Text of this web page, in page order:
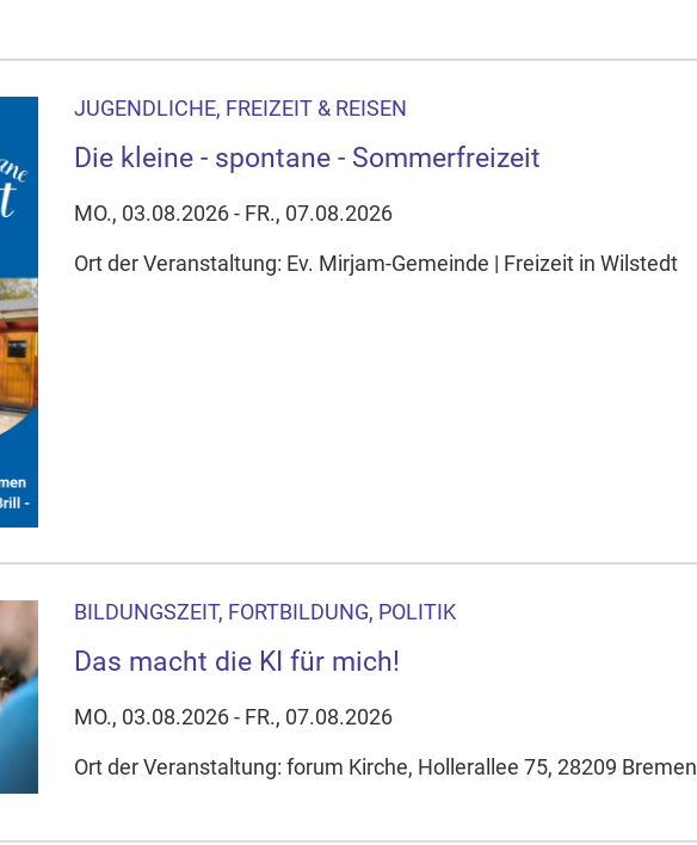
JUGENDLICHE, FREIZEIT & REISEN
Die kleine - spontane - Sommerfreizeit
MO., 03.08.2026 - FR., 07.08.2026
Ort der Veranstaltung: Ev. Mirjam-Gemeinde | Freizeit in Wilstedt
BILDUNGSZEIT, FORTBILDUNG, POLITIK
Das macht die KI für mich!
MO., 03.08.2026 - FR., 07.08.2026
Ort der Veranstaltung: forum Kirche, Hollerallee 75, 28209 Bremen